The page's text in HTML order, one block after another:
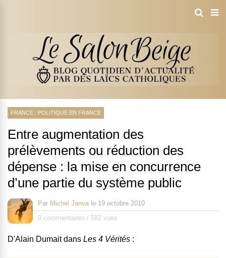
FRANCE : POLITIQUE EN FRANCE
Entre augmentation des
prélèvements ou réduction des
dépense : la mise en concurrence
d’une partie du système public
Par Michel Janva le 19 octobre 2010
9 commentaires / 582 vues
D'Alain Dumait dans Les 4 Vérités :